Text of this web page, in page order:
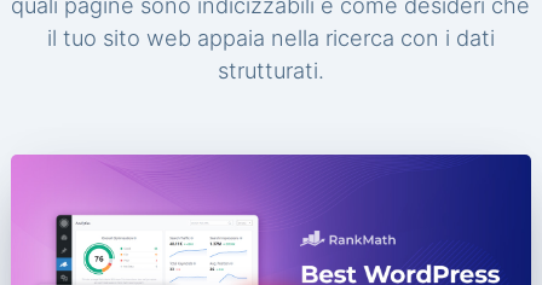
il tuo sito web appaia nella ricerca con i dati
strutturati.